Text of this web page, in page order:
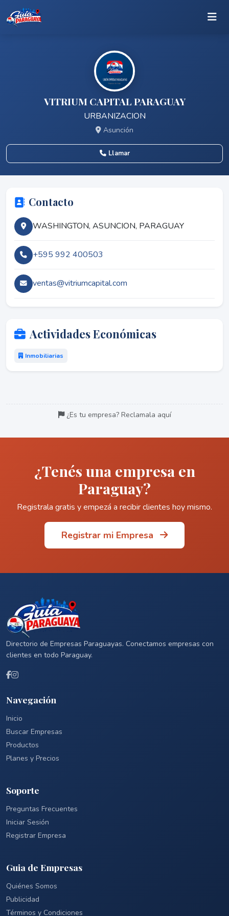
VITRIUM CAPITAL PARAGUAY
URBANIZACION
Asunción
Llamar
Contacto
WASHINGTON, ASUNCION, PARAGUAY
+595 992 400503
ventas@vitriumcapital.com
Actividades Económicas
Inmobiliarias
¿Es tu empresa? Reclamala aquí
¿Tenés una empresa en
Paraguay?
Registrala gratis y empezá a recibir clientes hoy mismo.
Registrar mi Empresa
Directorio de Empresas Paraguayas. Conectamos empresas con
clientes en todo Paraguay.
Navegación
Inicio
Buscar Empresas
Productos
Planes y Precios
Soporte
Preguntas Frecuentes
Iniciar Sesión
Registrar Empresa
Guia de Empresas
Quiénes Somos
Publicidad
Términos y Condiciones